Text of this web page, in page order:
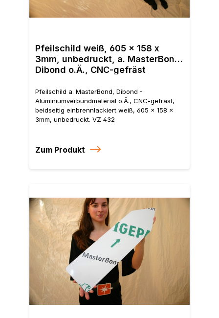
Pfeilschild weiß, 605 x 158 x
3mm, unbedruckt, a. MasterBond,
Dibond o.Ä., CNC-gefräst
Pfeilschild a. MasterBond, Dibond -
Aluminiumverbundmaterial o.Ä., CNC-gefräst,
beidseitig einbrennlackiert weiß, 605 x 158 x
3mm, unbedruckt. VZ 432
Zum Produkt